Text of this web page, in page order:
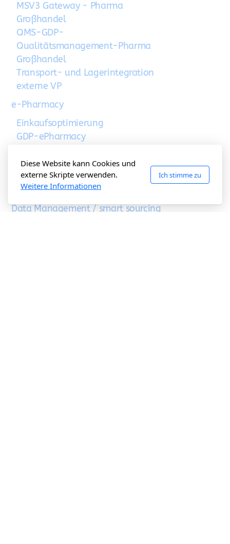
MSV3 Gateway - Pharma
Großhandel
QMS-GDP-
Qualitätsmanagement-Pharma
Großhandel
Transport- und Lagerintegration
externe VP
e-Pharmacy
Einkaufsoptimierung
GDP-ePharmacy
Planung & Setup
Pricing für Versandapotheken
Compliance Versandapotheke
Data Management / smart sourcing
Diese Website kann Cookies und
externe Skripte verwenden.
Weitere Informationen
Ich stimme zu